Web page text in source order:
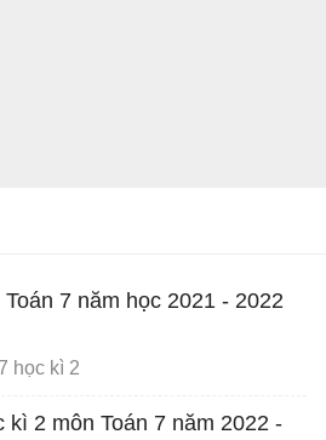
7 năm học 2021 - 2022
học kì 2
kì 2 môn Toán 7 năm 2022 -